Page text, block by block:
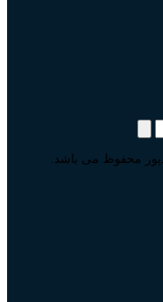
محفوظ می باشد.